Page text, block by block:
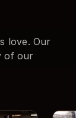
love. Our
of our